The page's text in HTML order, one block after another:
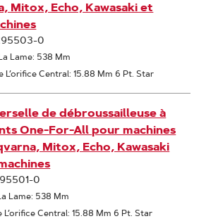
Mitox, Echo, Kawasaki et
0
Lame: 538 Mm
L’orifice Central: 15.88 Mm 6 Pt. Star
de débroussailleuse à
One-For-All pour machines
Mitox, Echo, Kawasaki
0
Lame: 538 Mm
L’orifice Central: 15.88 Mm 6 Pt. Star